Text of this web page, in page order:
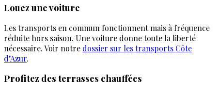
Louez une voiture
Les transports en commun fonctionnent mais à fréquence
réduite hors saison. Une voiture donne toute la liberté
nécessaire. Voir notre dossier sur les transports Côte
d’Azur.
Profitez des terrasses chauffées